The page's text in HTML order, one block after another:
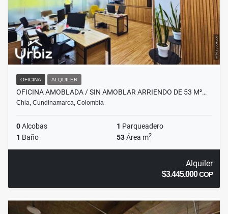
OFICINA ALQUILER
OFICINA AMOBLADA / SIN AMOBLAR ARRIENDO DE 53 M²…
Chia, Cundinamarca, Colombia
0Alcobas 1 Parqueadero
1 Baño 53Área m2
Alquiler
$3.445.000COP